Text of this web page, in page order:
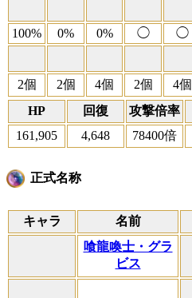
100% 0% 0% ◯ ◯
2個 2個 4個 2個 4個
HP
回復 攻撃倍率
161,905
4,648 78400倍
正式名称
キャラ 名前
喰龍喚士・グラ
ビス